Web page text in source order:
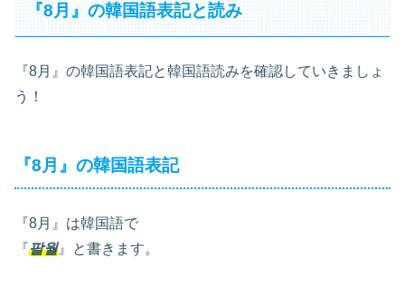
『8月』の韓国語表記と読み
『8月』の韓国語表記と韓国語読みを確認していきましょ
う！
『8月』の韓国語表記
『8月』は韓国語で
『팔월』と書きます。